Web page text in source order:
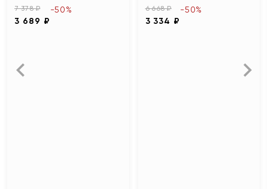
7 378 ₽
3 689 ₽
-50% 6 668 ₽
3 334 ₽
-50%